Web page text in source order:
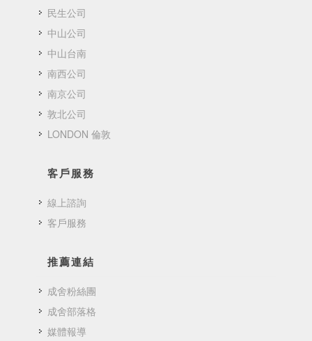
民生公司
中山公司
中山台南
南西公司
南京公司
敦北公司
LONDON 倫敦
客戶服務
線上諮詢
客戶服務
推薦連結
成舍粉絲團
成舍部落格
媒體報導